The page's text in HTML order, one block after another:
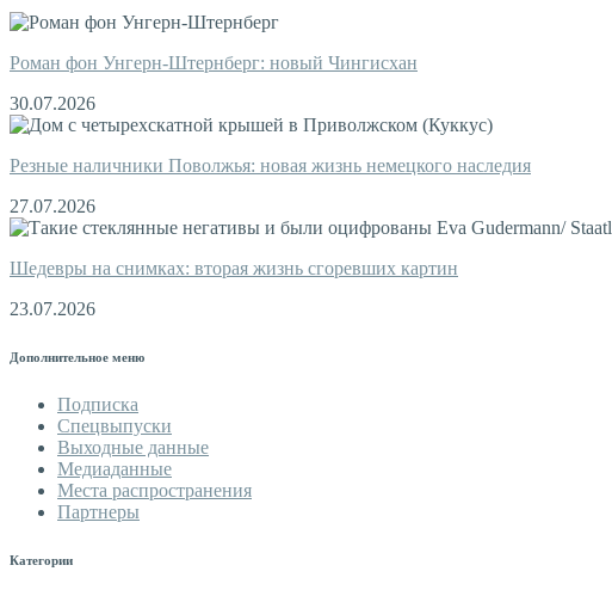
Роман фон Унгерн-Штернберг: новый Чингисхан
30.07.2026
Резные наличники Поволжья: новая жизнь немецкого наследия
27.07.2026
Шедевры на снимках: вторая жизнь сгоревших картин
23.07.2026
Дополнительное меню
Подписка
Спецвыпуски
Выходные данные
Медиаданные
Места распространения
Партнеры
Категории